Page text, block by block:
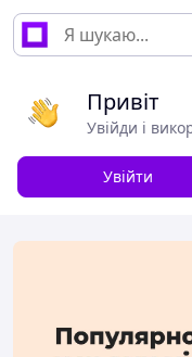
Привіт
Увійди і
Увійти